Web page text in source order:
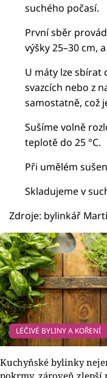
suchého počasí.
První sběr
výšky 25–30 cm,
U máty lze sbírat
svazcích nebo z
samostatně, což
Sušíme volně
teplotě do 25 °C.
Při umělém
Skladujeme v
Zdroje: bylinkář
LÉČIVÉ BYLINY A KOŘENÍ
Kuchyňské bylinky
pokrmy, zároveň zlepší